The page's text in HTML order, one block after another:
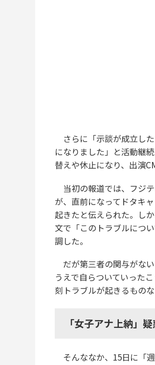
さらに「示談が成立し
になりました」と活動継
替えや休止になり、出演
当初の報道では、フジ
が、直前になってドタキ
起きたと伝えられた。し
文で「このトラブルにつ
調した。
だが第三者の関与がな
うえで自らついていった
刻トラブルが起きるものな
「女子アナ上納」
そんななか、15日に「